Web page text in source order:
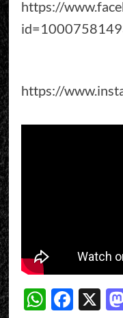
https://
https://
X